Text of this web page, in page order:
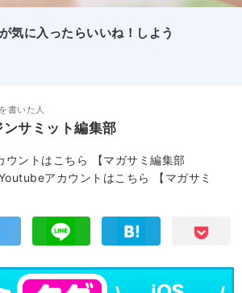
気に入ったらいいね！しよう
書いた人
ンサミット編集部
ントはこちら
【マガサミ編集部
アカウントはこちら
【マガサミ